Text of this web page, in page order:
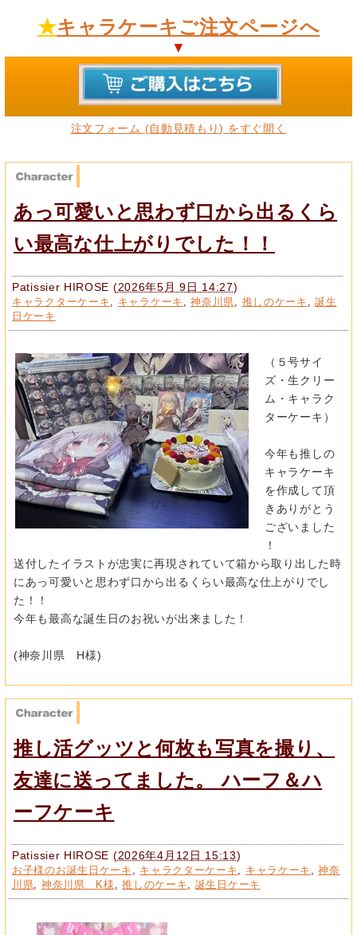
★キャラケーキご注文ページへ
▼
注文フォーム (自動見積もり) をすぐ開く
あっ可愛いと思わず口から出るくら
い最高な仕上がりでした！！
Patissier HIROSE (2026年5月 9日 14:27)
キャラクターケーキ キャラケーキ ,神奈川県 推しのケーキ ,誕生
日ケーキ
（５号サイ
ズ・生クリー
ム・キャラク
ターケーキ）
今年も推しの
キャラケーキ
を作成して頂
きありがとう
ございました
！
送付したイラストが忠実に再現されていて箱から取り出した時
に あっ可愛いと思わず口から出るくらい最高な仕上がりでし
た！！
今年も最高な誕生日のお祝いが出来ました！
(神奈川県 H様)
推し活グッツと何枚も写真を撮り、
友達に送ってました。 ハーフ＆ハ
ーフケーキ
Patissier HIROSE (2026年4月12日 15:13)
お子様のお誕生日ケーキ キャラクターケーキ キャラケーキ ,神奈
川県
神奈川県 K様 ,推しのケーキ 誕生日ケーキ